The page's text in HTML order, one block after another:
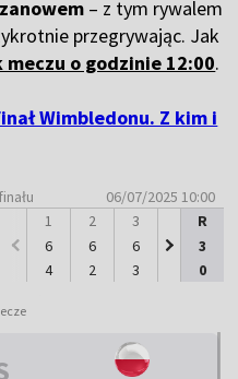
– z tym rywalem
przegrywając. Jak
meczu o godzinie 12:00.
Wimbledonu. Z kim i
06/07/2025 10:00
1
6
4
2
6
2
3
6
3
R
3
0